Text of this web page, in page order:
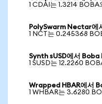
1 CDAI는 1.3214 BOBA
PolySwarm Nectar에
1 NCT는 0.245368
Synth sUSD에서
1 SUSD는 12.2260
Wrapped HBAR에서
1 WHBAR는 3.6280